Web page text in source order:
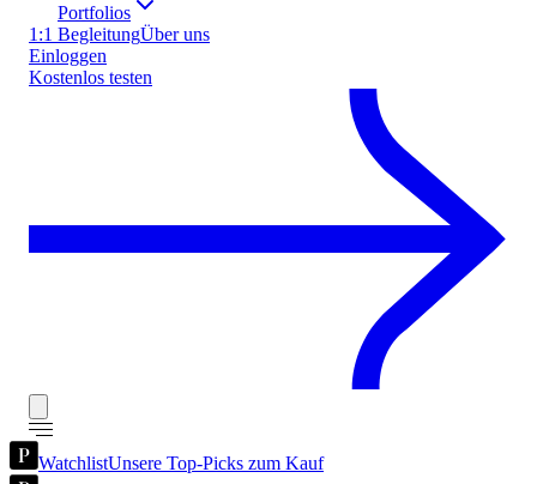
Portfolios
1:1 BegleitungÜber uns
Einloggen
Kostenlos testen
WatchlistUnsere Top-Picks zum Kauf